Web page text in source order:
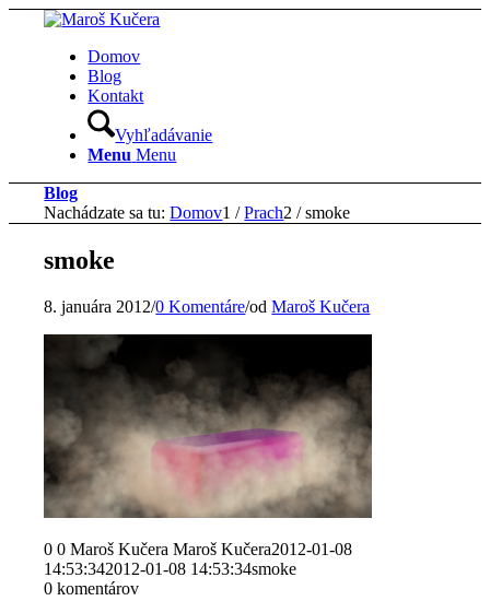
Domov
Blog
Kontakt
Vyhľadávanie
Menu Menu
Blog
Nachádzate sa tu: Domov1 / Prach2 / smoke
smoke
8. januára 2012/0 Komentáre/odMaroš Kučera
0 0 Maroš Kučera Maroš Kučera2012-01-08
14:53:342012-01-08 14:53:34smoke
0 komentárov